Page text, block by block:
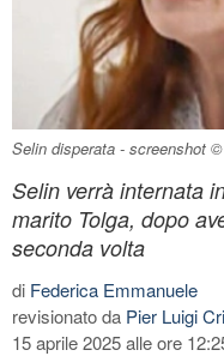
Selin disperata - screenshot
Selin verrà internata
marito Tolga, dopo
seconda volta
di Federica Emmanuele
revisionato da Pier Luigi
15 aprile 2025 alle ore